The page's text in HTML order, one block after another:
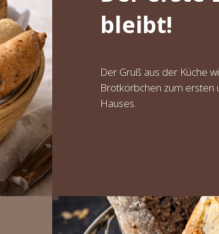
bleibt!
Der Gruß aus der Küche
Brotkörbchen zum ersten
Hauses.